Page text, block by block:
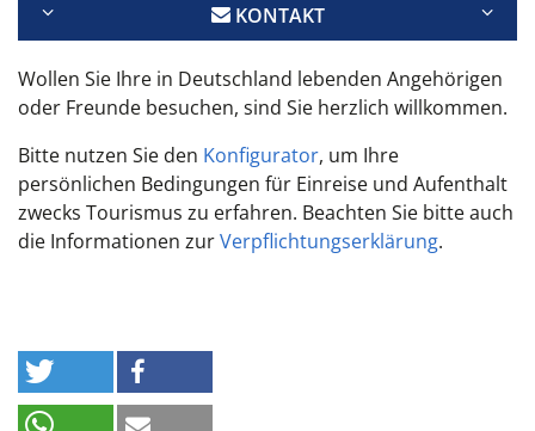
KONTAKT
Wollen Sie Ihre in Deutschland lebenden Angehörigen
oder Freunde besuchen, sind Sie herzlich willkommen.
Bitte nutzen Sie den Konfigurator, um Ihre
persönlichen Bedingungen für Einreise und Aufenthalt
zwecks Tourismus zu erfahren. Beachten Sie bitte auch
die Informationen zurVerpflichtungserklärung.